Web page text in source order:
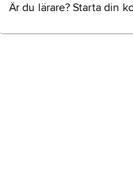
Är du lärare? Starta din